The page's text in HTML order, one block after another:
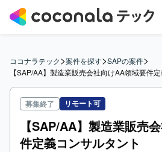
ココナラテック>案件を探す>SAPの案件>
【SAP/AA】製造業販売会社向けAA領域要件
募集終了 リモート可
【SAP/AA】製造業販売
件定義コンサルタント